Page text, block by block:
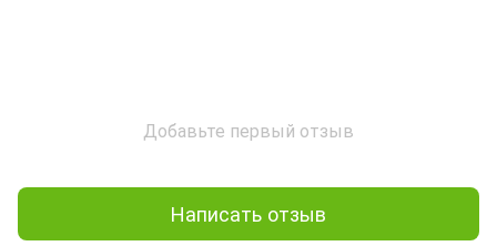
Добавьте первый отзыв
Написать отзыв